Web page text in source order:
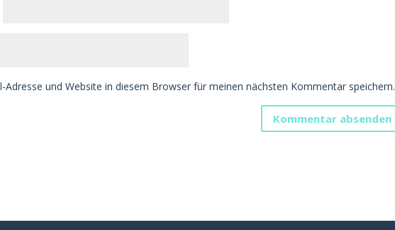
Adresse und Website in diesem Browser für meinen nächsten Kommentar speichern.